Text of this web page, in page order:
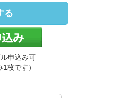
る
申込み可
枚です）